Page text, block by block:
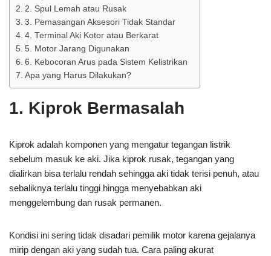
2. Spul Lemah atau Rusak
3. Pemasangan Aksesori Tidak Standar
4. Terminal Aki Kotor atau Berkarat
5. Motor Jarang Digunakan
6. Kebocoran Arus pada Sistem Kelistrikan
Apa yang Harus Dilakukan?
1. Kiprok Bermasalah
Kiprok adalah komponen yang mengatur tegangan listrik
sebelum masuk ke aki. Jika kiprok rusak, tegangan yang
dialirkan bisa terlalu rendah sehingga aki tidak terisi penuh, atau
sebaliknya terlalu tinggi hingga menyebabkan aki
menggelembung dan rusak permanen.
Kondisi ini sering tidak disadari pemilik motor karena gejalanya
mirip dengan aki yang sudah tua. Cara paling akurat